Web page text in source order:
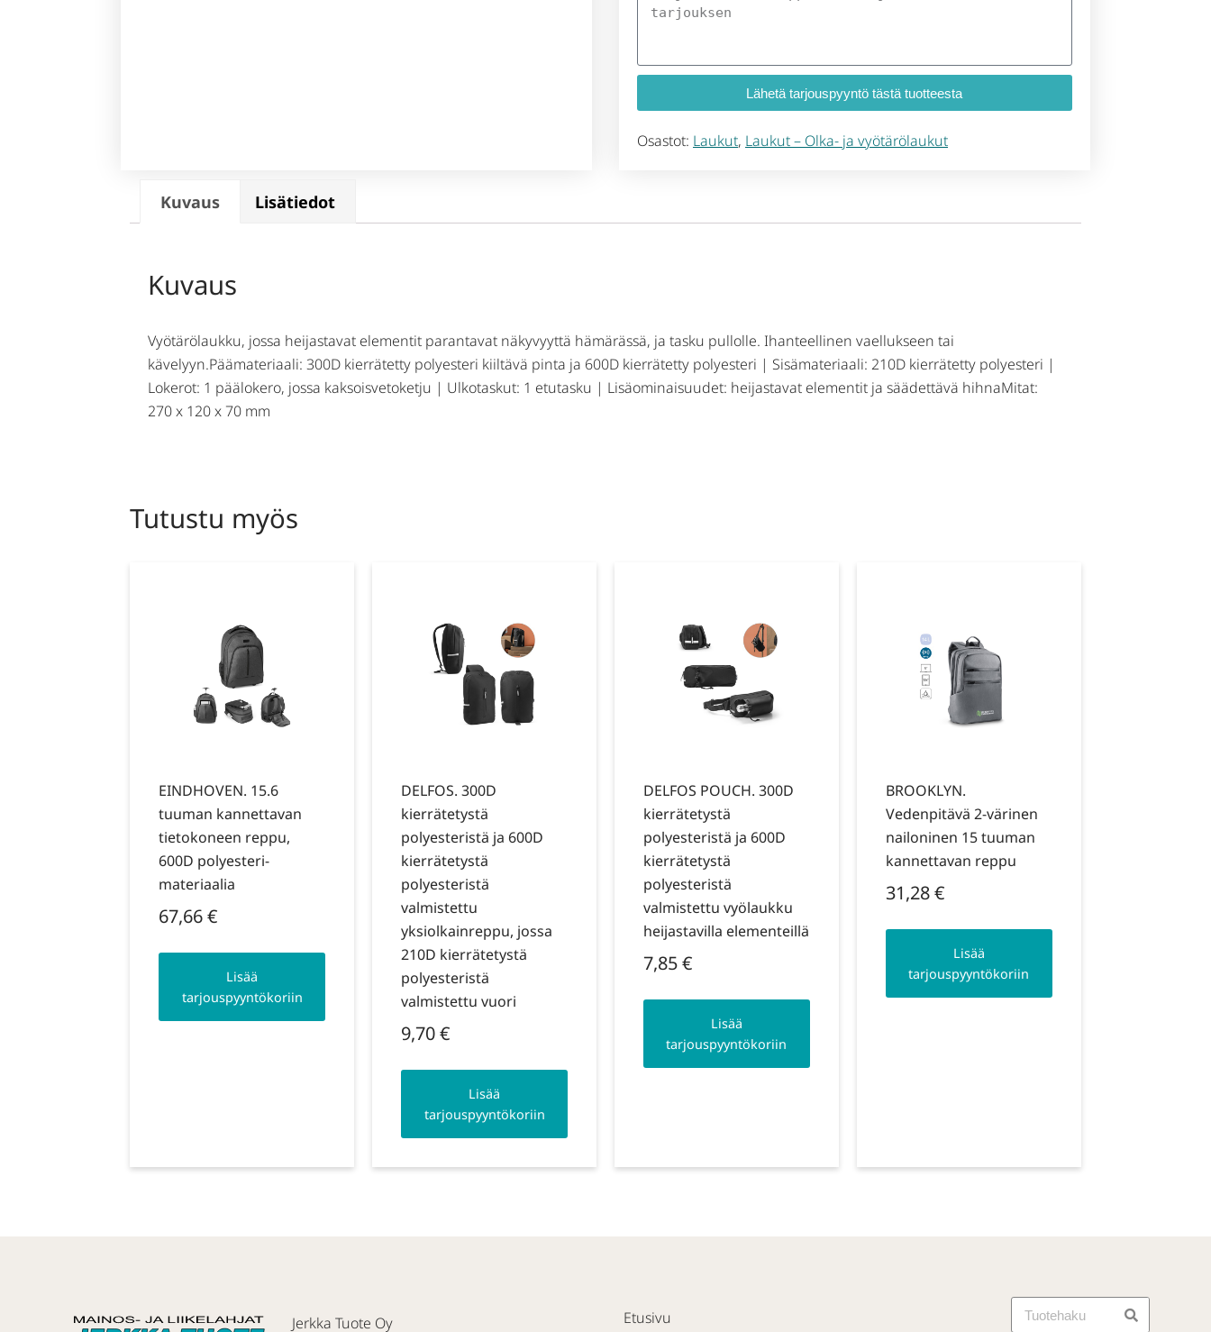
Lähetä tarjouspyyntö tästä tuotteesta
Osastot: Laukut, Laukut – Olka- ja vyötärölaukut
Kuvaus Lisätiedot
Kuvaus
Vyötärölaukku, jossa heijastavat elementit parantavat näkyvyyttä hämärässä, ja tasku pullolle. Ihanteellinen vaellukseen tai
kävelyyn.Päämateriaali: 300D kierrätetty polyesteri kiiltävä pinta ja 600D kierrätetty polyesteri | Sisämateriaali: 210D kierrätetty polyesteri |
Lokerot: 1 päälokero, jossa kaksoisvetoketju | Ulkotaskut: 1 etutasku | Lisäominaisuudet: heijastavat elementit ja säädettävä hihnaMitat:
270 x 120 x 70 mm
Tutustu myös
EINDHOVEN. 15.6
tuuman kannettavan
tietokoneen reppu,
600D polyesteri-
materiaalia
67,66€
Lisää
tarjouspyyntökoriin
DELFOS. 300D
kierrätetystä
polyesteristä ja 600D
kierrätetystä
polyesteristä
valmistettu
yksiolkainreppu, jossa
210D kierrätetystä
polyesteristä
valmistettu vuori
9,70€
Lisää
tarjouspyyntökoriin
DELFOS POUCH. 300D
kierrätetystä
polyesteristä ja 600D
kierrätetystä
polyesteristä
valmistettu vyölaukku
heijastavilla elementeillä
7,85€
Lisää
tarjouspyyntökoriin
BROOKLYN.
Vedenpitävä 2-värinen
nailoninen 15 tuuman
kannettavan reppu
31,28€
Lisää
tarjouspyyntökoriin
Jerkka Tuote Oy Etusivu